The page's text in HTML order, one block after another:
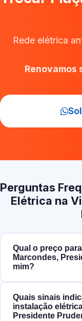
Rede elétrica
Renovamos
Perguntas
Elétrica na
Qual o preço
Marcondes,
mim?
Quais sinais
instalação
Presidente